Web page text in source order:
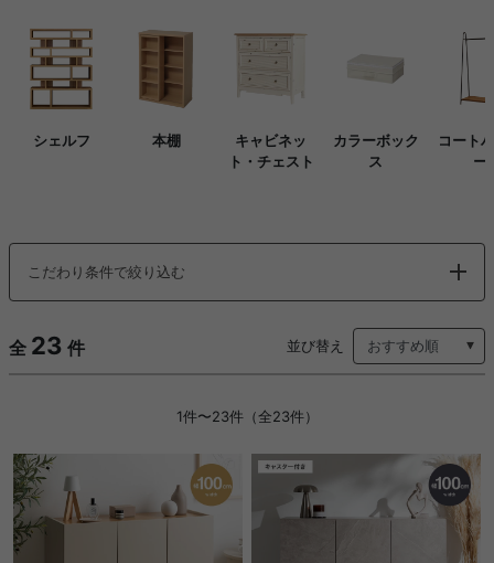
シェルフ 本棚
キャビネッ
ト・チェスト
カラーボック
ス
コート
ー
こだわり条件で絞り込む
全 23 件 並び替え
1件〜23件（全23件）